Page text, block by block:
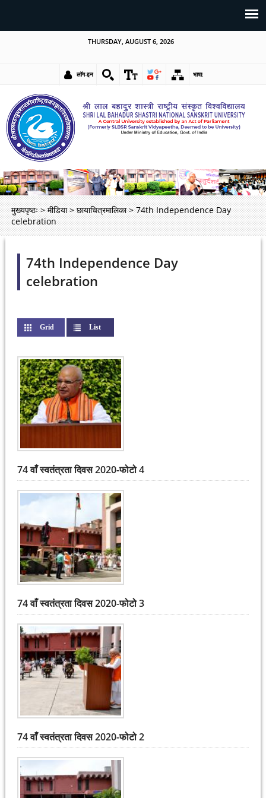
THURSDAY, AUGUST 6, 2026
लॉग-इन भाषा:
मुख्यपृष्ठः > मीडिया > छायाचित्रमालिका > 74th Independence Day
celebration
74th Independence Day
celebration
Grid List(active tab)
74 वाँ स्वतंत्रता दिवस 2020-फोटो 4
74 वाँ स्वतंत्रता दिवस 2020-फोटो 3
74 वाँ स्वतंत्रता दिवस 2020-फोटो 2